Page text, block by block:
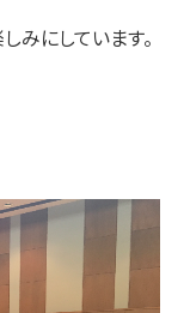
みにしています。